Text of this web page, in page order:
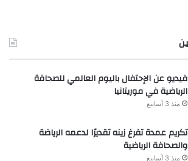
فيديو عن الإحتفال باليوم العالمي للصحافة
الرياضية في موريتانيا
منذ 3 أسابيع
تكريم عمدة تفرغ زينه تقديرًا لدعمه الرياضة
والصحافة الرياضية
منذ 3 أسابيع